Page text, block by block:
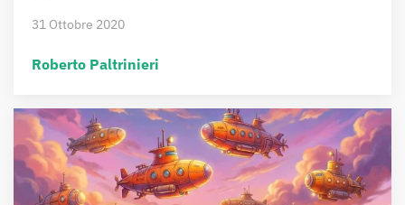
31 Ottobre 2020
Roberto Paltrinieri